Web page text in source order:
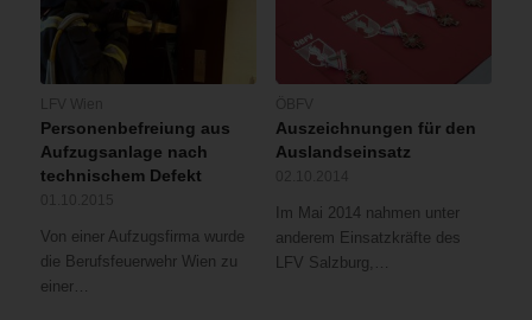
Personenbefreiung aus
Aufzugsanlage nach
technischem Defekt
Von einer Aufzugsfirma wurde
die Berufsfeuerwehr Wien zu
einer…
Auszeichnungen für den
Auslandseinsatz
Im Mai 2014 nahmen unter
anderem Einsatzkräfte des
LFV Salzburg,…